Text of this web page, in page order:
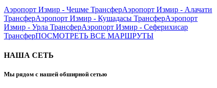
Аэропорт Измир - Чешме ТрансферАэропорт Измир - Алачати
ТрансферАэропорт Измир - Кушадасы ТрансферАэропорт
Измир - Урла ТрансферАэропорт Измир - Сеферихисар
ТрансферПОСМОТРЕТЬ ВСЕ МАРШРУТЫ
НАША СЕТЬ
Мы рядом с нашей обширной сетью